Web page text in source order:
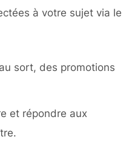
à votre sujet via le
sort, des promotions
et répondre aux